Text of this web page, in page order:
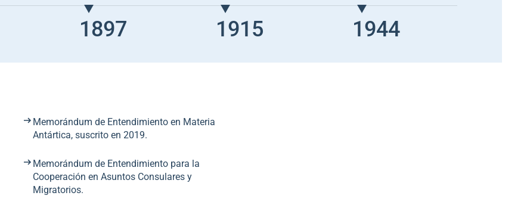
1897 1915 1944
Memorándum de Entendimiento en Materia
Antártica, suscrito en 2019.
Memorándum de Entendimiento para la
Cooperación en Asuntos Consulares y
Migratorios.